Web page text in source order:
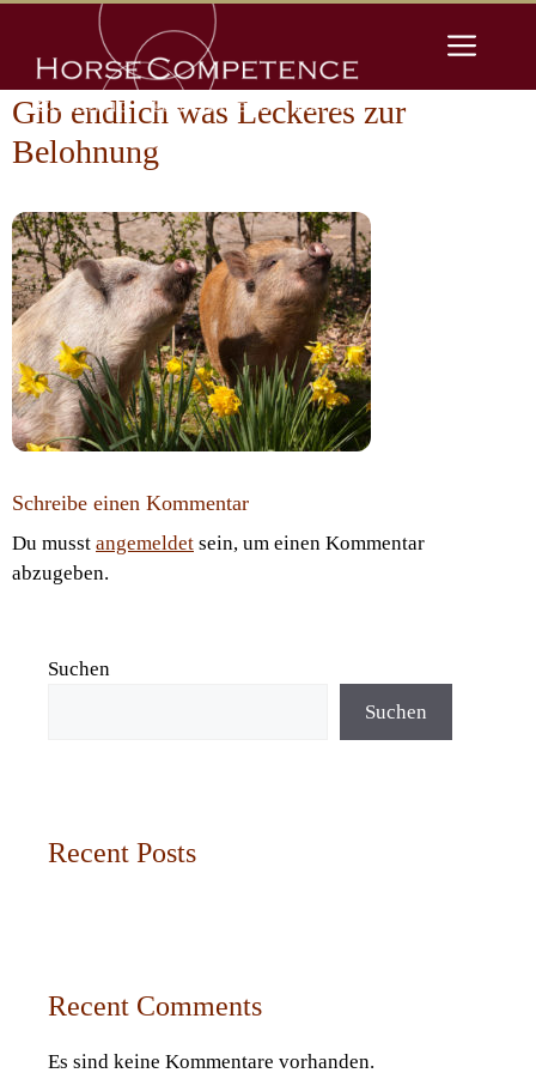
springen
Gib endlich was Leckeres zur
Belohnung
Schreibe einen Kommentar
Du musst angemeldet sein, um einen Kommentar
abzugeben.
Suchen
Suchen
Recent Posts
Recent Comments
Es sind keine Kommentare vorhanden.